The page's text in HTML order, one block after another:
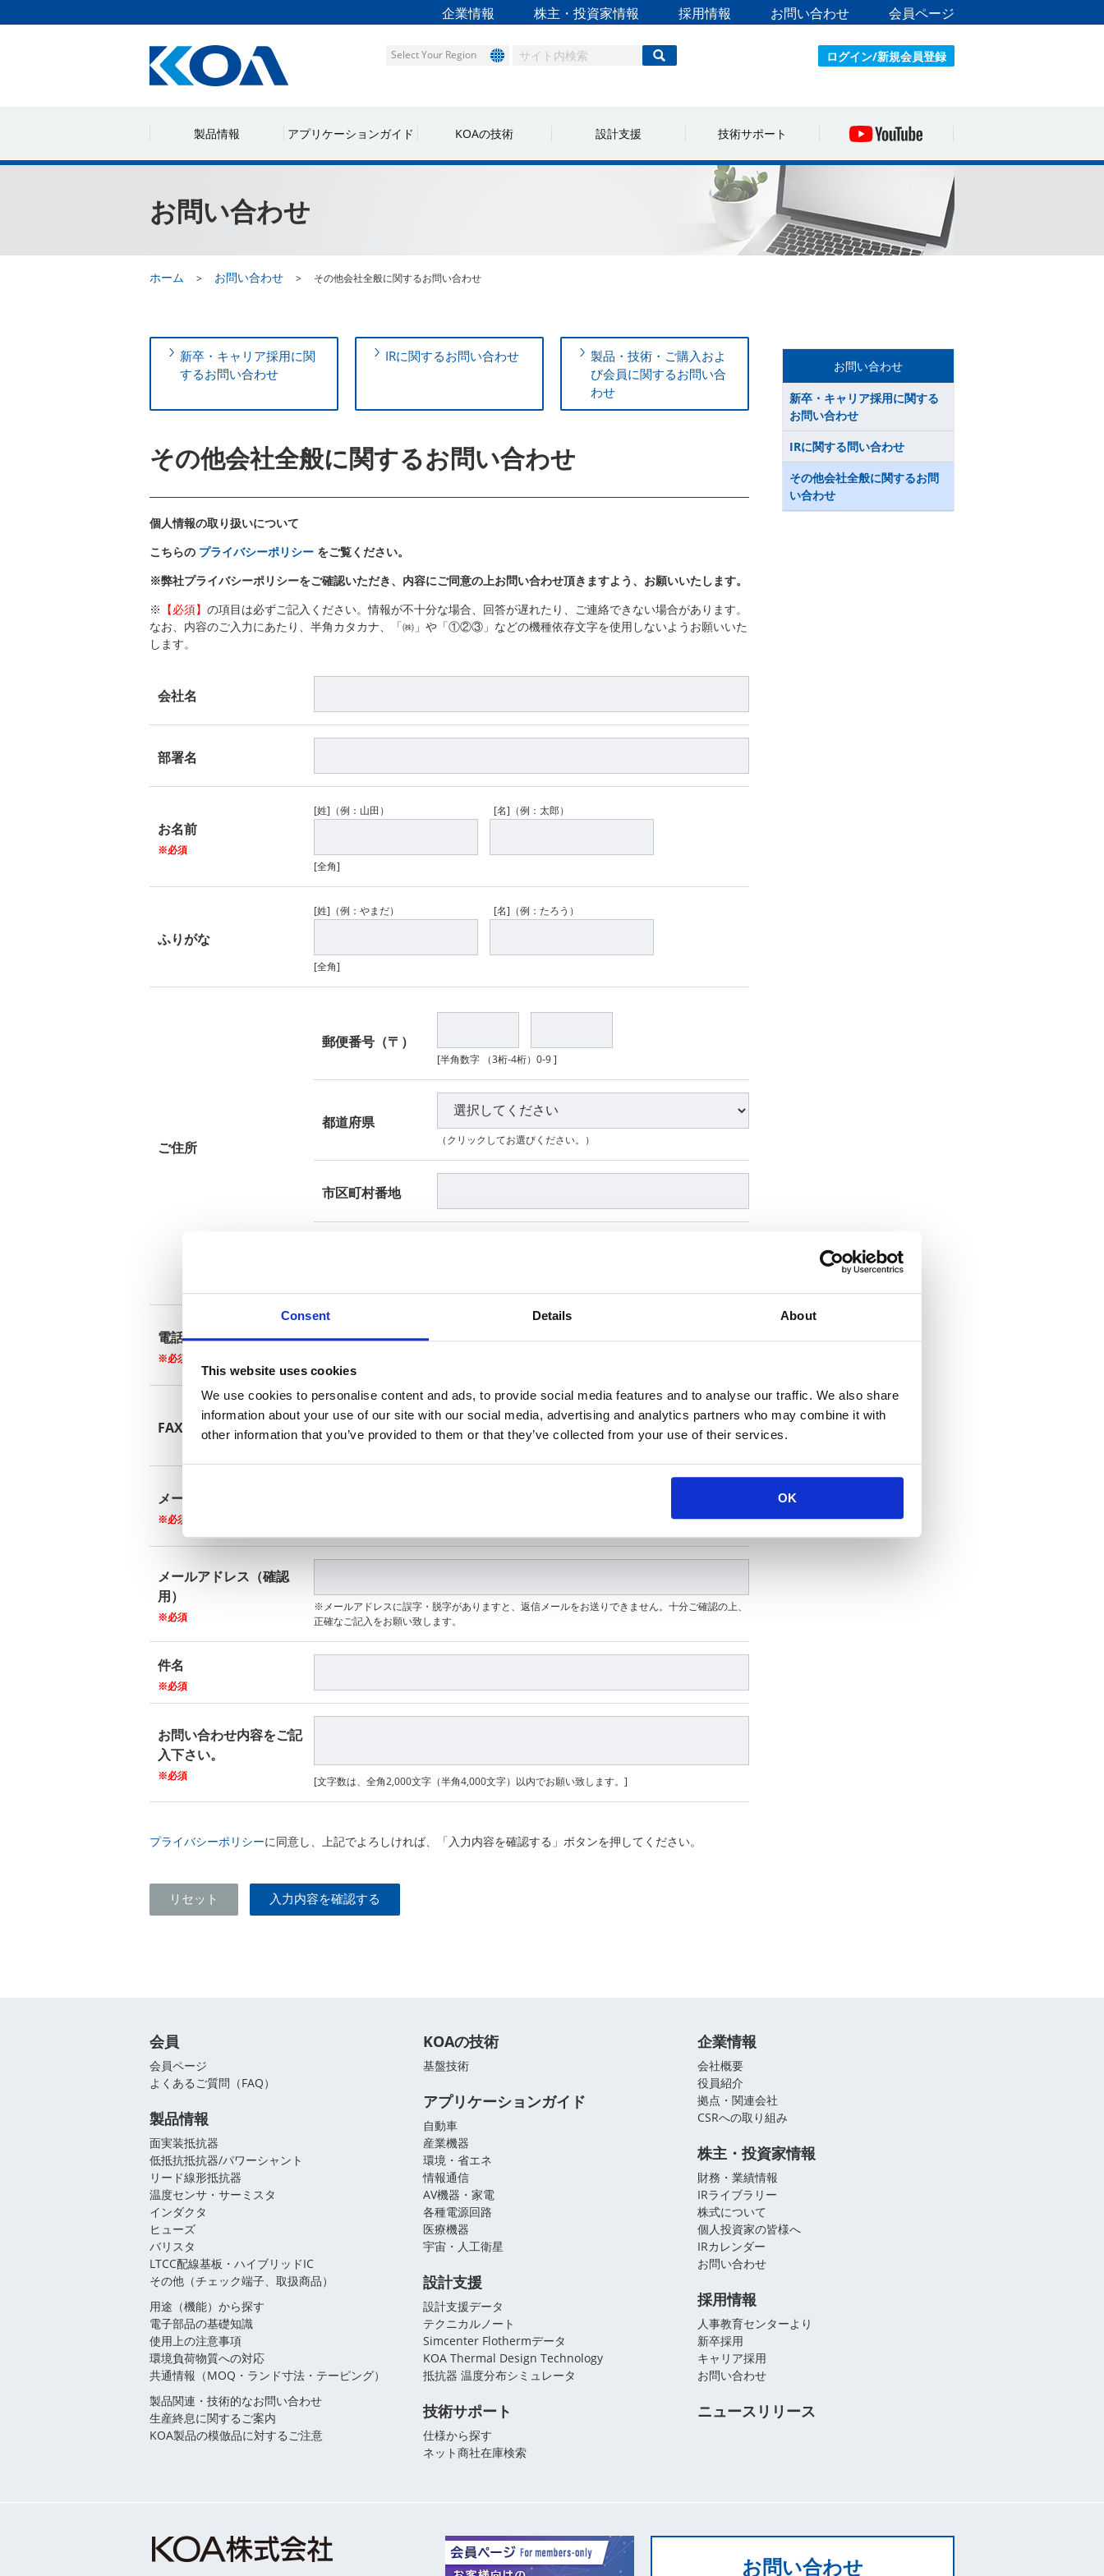
Consent Details About
This website uses cookies
We use cookies to personalise content and ads, to provide social media features and to analyse our traffic. We also share
information about your use of our site with our social media, advertising and analytics partners who may combine it with
other information that you’ve provided to them or that they’ve collected from your use of their services.
OK
企業情報 株主・投資家情報 採用情報 お問い合わせ 会員ページ
ログイン/新規会員登録
Select Your Region
製品情報 アプリケーションガイド KOAの技術 設計支援 技術サポート
お問い合わせ
ホーム お問い合わせ その他会社全般に関するお問い合わせ
新卒・キャリア採用に関
するお問い合わせ
IRに関するお問い合わせ
製品・技術・ご購入およ
び会員に関するお問い合
わせ
その他会社全般に関するお問い合わせ
個人情報の取り扱いについて
こちらの プライバシーポリシー をご覧ください。
※弊社プライバシーポリシーをご確認いただき、内容にご同意の上お問い合わせ頂きますよう、お願いいたします。
※ 【必須】 の項目は必ずご記入ください。情報が不十分な場合、回答が遅れたり、ご連絡できない場合があります。
なお、内容のご入力にあたり、半角カタカナ、「㈱」や「①②③」などの機種依存文字を使用しないようお願いいた
します。
会社名
部署名
お名前
※必須
[姓]（例：山田） [名]（例：太郎）
[全角]
ふりがな
[姓]（例：やまだ） [名]（例：たろう）
[全角]
ご住所
郵便番号（〒）
[半角数字 （3桁-4桁）0-9 ]
都道府県
（クリックしてお選びください。）
市区町村番地
電話番号
※必須 [半角数字 0-9]（例：03-0000-1234）
FAX番号
[半角数字 0-9]（例：03-0000-1234）
メールアドレス
※必須
メールアドレス（確認
用）
※必須
※メールアドレスに誤字・脱字がありますと、返信メールをお送りできません。十分ご確認の上、
正確なご記入をお願い致します。
件名
※必須
お問い合わせ内容をご記
入下さい。
※必須 [文字数は、全角2,000文字（半角4,000文字）以内でお願い致します。]
プライバシーポリシーに同意し、上記でよろしければ、「入力内容を確認する」ボタンを押してください。
お問い合わせ
新卒・キャリア採用に関する
お問い合わせ
IRに関する問い合わせ
その他会社全般に関するお問
い合わせ
会員
会員ページ
よくあるご質問（FAQ）
製品情報
面実装抵抗器
低抵抗抵抗器/パワーシャント
リード線形抵抗器
温度センサ・サーミスタ
インダクタ
ヒューズ
バリスタ
LTCC配線基板・ハイブリッドIC
その他（チェック端子、取扱商品）
用途（機能）から探す
電子部品の基礎知識
使用上の注意事項
環境負荷物質への対応
共通情報（MOQ・ランド寸法・テーピング）
製品関連・技術的なお問い合わせ
生産終息に関するご案内
KOA製品の模倣品に対するご注意
KOAの技術
基盤技術
アプリケーションガイド
自動車
産業機器
環境・省エネ
情報通信
AV機器・家電
各種電源回路
医療機器
宇宙・人工衛星
設計支援
設計支援データ
テクニカルノート
Simcenter Flothermデータ
KOA Thermal Design Technology
抵抗器 温度分布シミュレータ
技術サポート
仕様から探す
ネット商社在庫検索
企業情報
会社概要
役員紹介
拠点・関連会社
CSRへの取り組み
株主・投資家情報
財務・業績情報
IRライブラリー
株式について
個人投資家の皆様へ
IRカレンダー
お問い合わせ
採用情報
人事教育センターより
新卒採用
キャリア採用
お問い合わせ
ニュースリリース
お問い合わせ